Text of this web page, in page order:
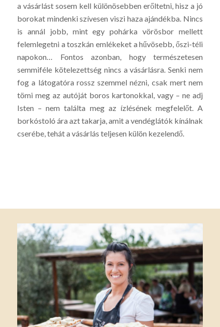
a vásárlást sosem kell különösebben erőltetni, hisz a jó
borokat mindenki szívesen viszi haza ajándékba. Nincs
is annál jobb, mint egy pohárka vörösbor mellett
felemlegetni a toszkán emlékeket a hűvösebb, őszi-téli
napokon… Fontos azonban, hogy természetesen
semmiféle kötelezettség nincs a vásárlásra. Senki nem
fog a látogatóra rossz szemmel nézni, csak mert nem
tömi meg az autóját boros kartonokkal, vagy – ne adj
Isten – nem találta meg az ízlésének megfelelőt. A
borkóstoló ára azt takarja, amit a vendéglátók kínálnak
cserébe, tehát a vásárlás teljesen külön kezelendő.